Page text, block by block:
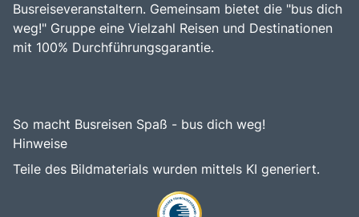
Busreiseveranstaltern. Gemeinsam bietet die "bus dich
weg!" Gruppe eine Vielzahl Reisen und Destinationen
mit 100% Durchführungsgarantie.
So macht Busreisen Spaß - bus dich weg!
Hinweise
Teile des Bildmaterials wurden mittels KI generiert.